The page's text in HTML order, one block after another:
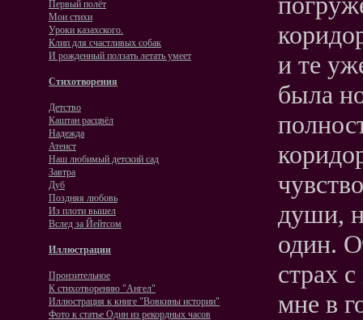
Первый полёт
Мои стихи
Уроки казахского.
Клип для счастливых собак
И рожденный ползать летать умеет
Стихотворения
Детство
Каштан расцвёл
Надежда
Атеист
Наш любимый детский сад
Завтра
Дуб
Поздняя любовь
Из плоти вышел
Вслед за Йейтсом
Иллюстрации
Пронзительное
К стихотворению "Ангел"
Иллюстрация к книге "Вовкины истории"
Фото к статье Один из рекордных часов
и те
была
души,
один.
страх
мне в